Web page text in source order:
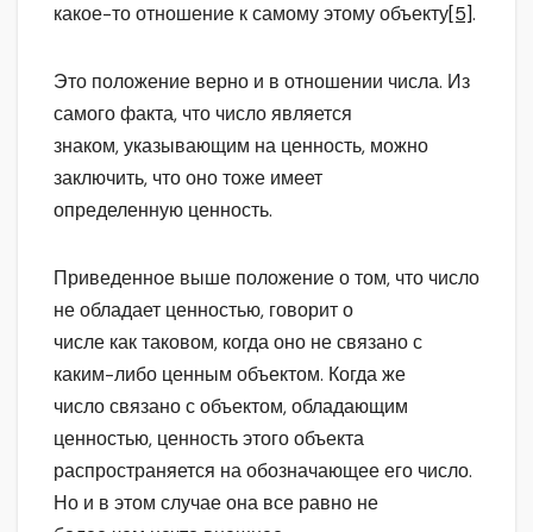
какое-то отношение к самому этому объекту[5].
Это положение верно и в отношении числа. Из
самого факта, что число является
знаком, указывающим на ценность, можно
заключить, что оно тоже имеет
определенную ценность.
Приведенное выше положение о том, что число
не обладает ценностью, говорит о
числе как таковом, когда оно не связано с
каким-либо ценным объектом. Когда же
число связано с объектом, обладающим
ценностью, ценность этого объекта
распространяется на обозначающее его число.
Но и в этом случае она все равно не